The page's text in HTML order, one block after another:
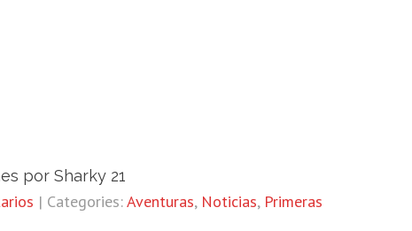
por Sharky 21
| Categories:Aventuras, Noticias, Primeras